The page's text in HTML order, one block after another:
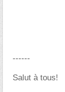
------
Salut à tous!